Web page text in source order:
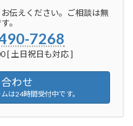
伝えください。ご相談は無
。
7268
[ 土日祝日も対応 ]
わせ
は24時間受付中です。